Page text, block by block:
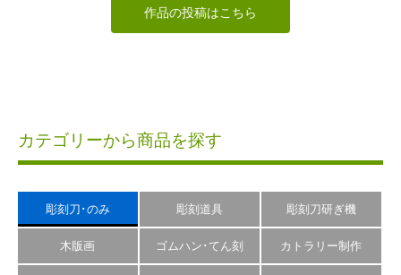
作品の投稿はこちら
カテゴリーから商品を探す
彫刻刀･のみ 彫刻道具 彫刻刀研ぎ機
木版画 ゴムハン･てん刻 カトラリー制作